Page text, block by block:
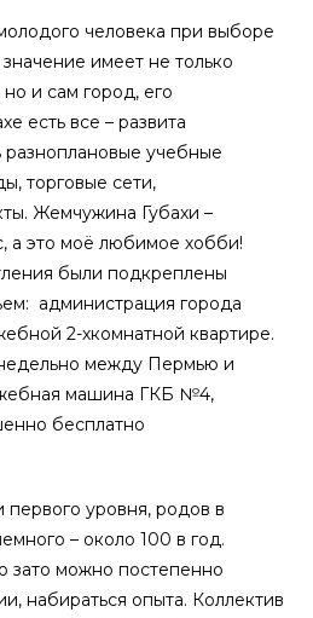
человека при выборе
имеет не только
и сам город, его
есть все – развита
разноплановые учебные
торговые сети,
Жемчужина Губахи –
а это моё любимое хобби!
были подкреплены
администрация города
2-хкомнатной квартире.
между Пермью и
машина ГКБ №4,
бесплатно
уровня, родов в
– около 100 в год.
зато можно постепенно
набираться опыта. Коллектив